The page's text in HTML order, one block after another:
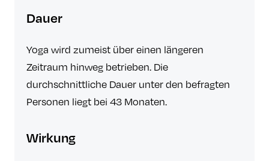
Dauer
Yoga wird zumeist über einen längeren
Zeitraum hinweg betrieben. Die
durchschnittliche Dauer unter den befragten
Personen liegt bei 43 Monaten.
Wirkung